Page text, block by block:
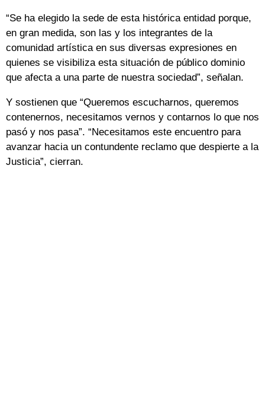
“Se ha elegido la sede de esta histórica entidad porque,
en gran medida, son las y los integrantes de la
comunidad artística en sus diversas expresiones en
quienes se visibiliza esta situación de público dominio
que afecta a una parte de nuestra sociedad”, señalan.
Y sostienen que “Queremos escucharnos, queremos
contenernos, necesitamos vernos y contarnos lo que nos
pasó y nos pasa”. “Necesitamos este encuentro para
avanzar hacia un contundente reclamo que despierte a la
Justicia”, cierran.